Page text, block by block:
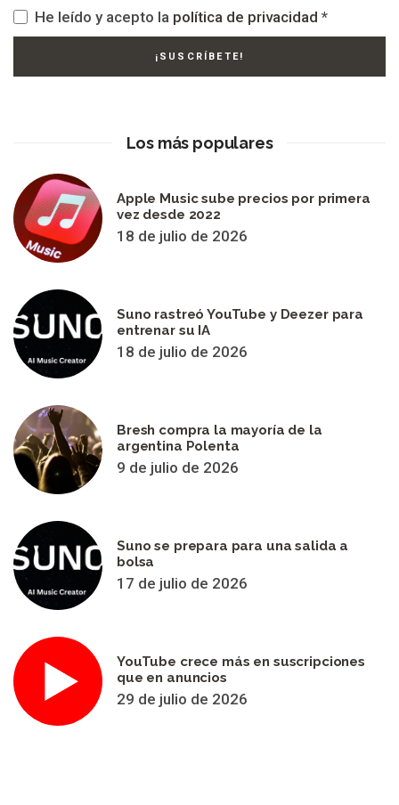
He leído y acepto la política de privacidad *
Los más populares
Apple Music sube precios por primera
vez desde 2022
18 de julio de 2026
Suno rastreó YouTube y Deezer para
entrenar su IA
18 de julio de 2026
Bresh compra la mayoría de la
argentina Polenta
9 de julio de 2026
Suno se prepara para una salida a
bolsa
17 de julio de 2026
YouTube crece más en suscripciones
que en anuncios
29 de julio de 2026